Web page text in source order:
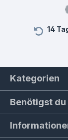
14
Kategorien
Benötigst du